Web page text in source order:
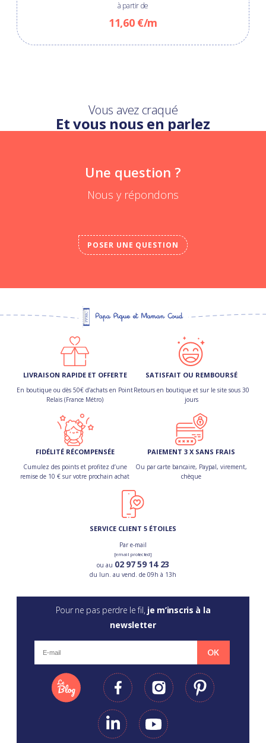
à partir de
11,60 €/m
Vous avez craqué
Et vous nous en parlez
Une question ?
Nous y répondons
POSER UNE QUESTION
LIVRAISON RAPIDE ET OFFERTE
En boutique ou dès 50€ d’achats en Point
Relais (France Métro)
SATISFAIT OU REMBOURSÉ
Retours en boutique et sur le site sous 30
jours
FIDÉLITÉ RÉCOMPENSÉE
Cumulez des points et profitez d’une
remise de 10 € sur votre prochain achat
PAIEMENT 3 X SANS FRAIS
Ou par carte bancaire, Paypal, virement,
chèque
SERVICE CLIENT 5 ÉTOILES
Par e-mail
[email protected]
ou au 02 97 59 14 23
du lun. au vend. de 09h à 13h
Pour ne pas perdre le fil, je m’inscris à la
newsletter
OK